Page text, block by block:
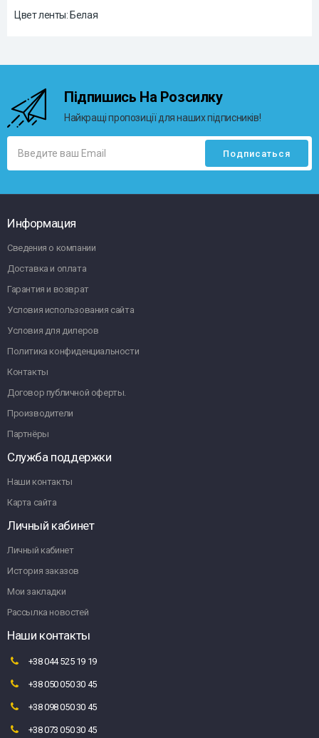
Цвет ленты: Белая
Підпишись На Розсилку
Найкращі пропозиції для наших підписників!
Информация
Сведения о компании
Доставка и оплата
Гарантия и возврат
Условия использования сайта
Условия для дилеров
Политика конфиденциальности
Контакты
Договор публичной оферты.
Производители
Партнёры
Служба поддержки
Наши контакты
Карта сайта
Личный кабинет
Личный кабинет
История заказов
Мои закладки
Рассылка новостей
Наши контакты
+38 044 525 19 19
+38 050 050 30 45
+38 098 050 30 45
+38 073 050 30 45